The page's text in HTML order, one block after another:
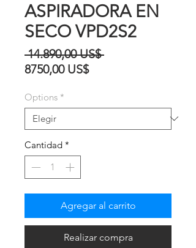
ASPIRADORA EN
SECO VPD2S2
14.890,00 US$ Precio
8750,00 US$Precio
Options *
Cantidad *
Agregar al carrito
Realizar compra